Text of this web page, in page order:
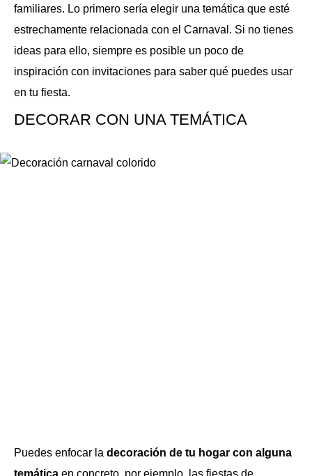
familiares. Lo primero sería elegir una temática que esté
estrechamente relacionada con el Carnaval. Si no tienes
ideas para ello, siempre es posible un poco de
inspiración con invitaciones para saber qué puedes usar
en tu fiesta.
DECORAR CON UNA TEMÁTICA
Puedes enfocar la decoración de tu hogar con alguna
temática en concreto, por ejemplo, las fiestas de